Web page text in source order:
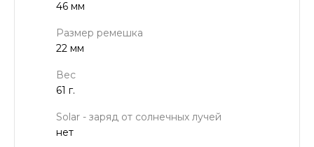
46 мм
Размер ремешка
22 мм
Вес
61 г.
Solar - заряд от солнечных лучей
нет